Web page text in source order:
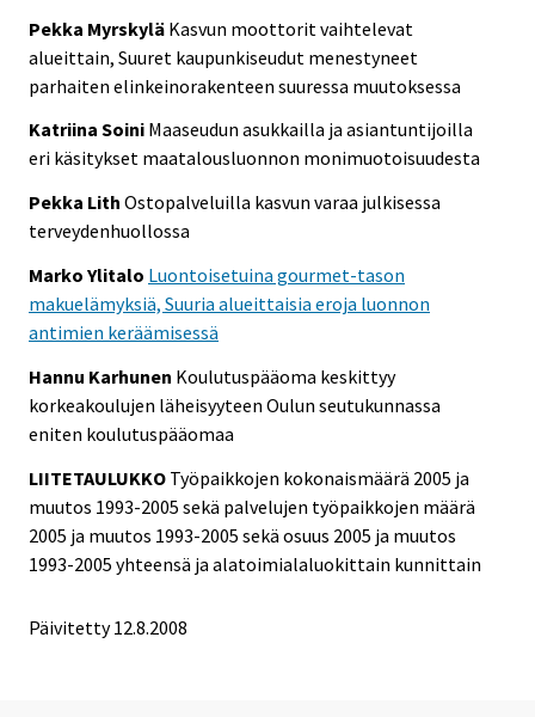
Pekka Myrskylä Kasvun moottorit vaihtelevat
alueittain, Suuret kaupunkiseudut menestyneet
parhaiten elinkeinorakenteen suuressa muutoksessa
Katriina Soini Maaseudun asukkailla ja asiantuntijoilla
eri käsitykset maatalousluonnon monimuotoisuudesta
Pekka Lith Ostopalveluilla kasvun varaa julkisessa
terveydenhuollossa
Marko Ylitalo Luontoisetuina gourmet-tason
makuelämyksiä, Suuria alueittaisia eroja luonnon
antimien keräämisessä
Hannu Karhunen Koulutuspääoma keskittyy
korkeakoulujen läheisyyteen Oulun seutukunnassa
eniten koulutuspääomaa
LIITETAULUKKO Työpaikkojen kokonaismäärä 2005 ja
muutos 1993-2005 sekä palvelujen työpaikkojen määrä
2005 ja muutos 1993-2005 sekä osuus 2005 ja muutos
1993-2005 yhteensä ja alatoimialaluokittain kunnittain
Päivitetty12.8.2008